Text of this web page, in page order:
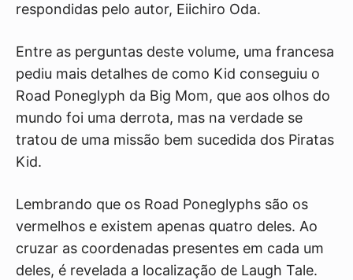
respondidas pelo autor, Eiichiro Oda.
Entre as perguntas deste volume, uma francesa
pediu mais detalhes de como Kid conseguiu o
Road Poneglyph da Big Mom, que aos olhos do
mundo foi uma derrota, mas na verdade se
tratou de uma missão bem sucedida dos Piratas
Kid.
Lembrando que os Road Poneglyphs são os
vermelhos e existem apenas quatro deles. Ao
cruzar as coordenadas presentes em cada um
deles, é revelada a localização de Laugh Tale.